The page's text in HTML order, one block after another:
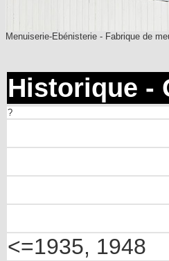
Menuiserie-Ebénisterie - Fabrique de
Historique -
?
<=1935, 1948